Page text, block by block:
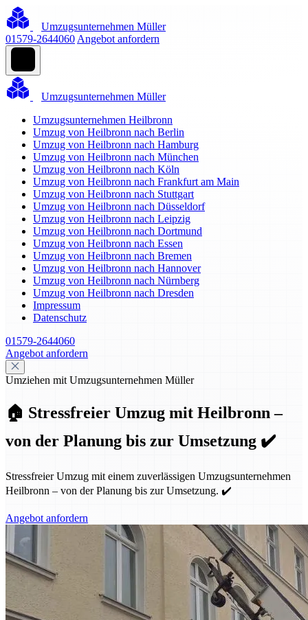
Umzugsunternehmen Müller
01579-2644060 Angebot anfordern
Umzugsunternehmen Müller
Umzugsunternehmen Heilbronn
Umzug von Heilbronn nach Berlin
Umzug von Heilbronn nach Hamburg
Umzug von Heilbronn nach München
Umzug von Heilbronn nach Köln
Umzug von Heilbronn nach Frankfurt am Main
Umzug von Heilbronn nach Stuttgart
Umzug von Heilbronn nach Düsseldorf
Umzug von Heilbronn nach Leipzig
Umzug von Heilbronn nach Dortmund
Umzug von Heilbronn nach Essen
Umzug von Heilbronn nach Bremen
Umzug von Heilbronn nach Hannover
Umzug von Heilbronn nach Nürnberg
Umzug von Heilbronn nach Dresden
Impressum
Datenschutz
01579-2644060
Angebot anfordern
Umziehen mit Umzugsunternehmen Müller
🏠 Stressfreier Umzug mit Heilbronn –
von der Planung bis zur Umsetzung ✔️
Stressfreier Umzug mit einem zuverlässigen Umzugsunternehmen
Heilbronn – von der Planung bis zur Umsetzung. ✔️
Angebot anfordern